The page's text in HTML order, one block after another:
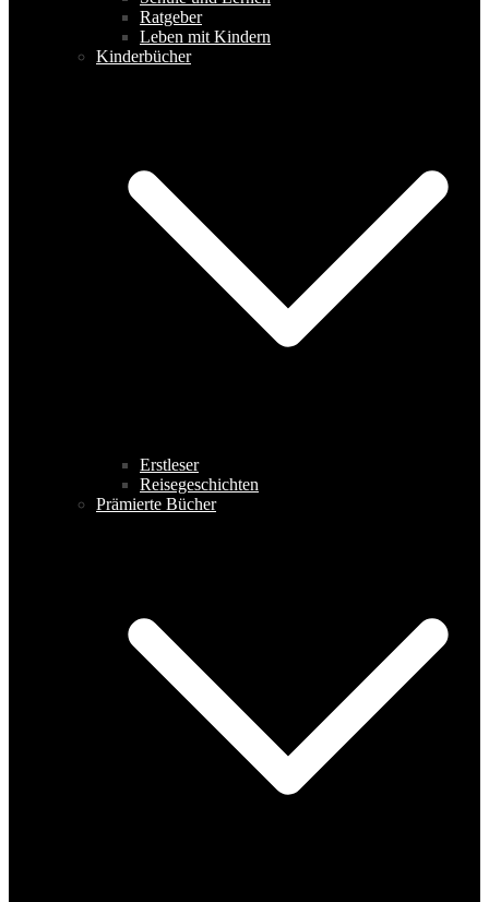
Ratgeber
Leben mit Kindern
Kinderbücher
Erstleser
Reisegeschichten
Prämierte Bücher